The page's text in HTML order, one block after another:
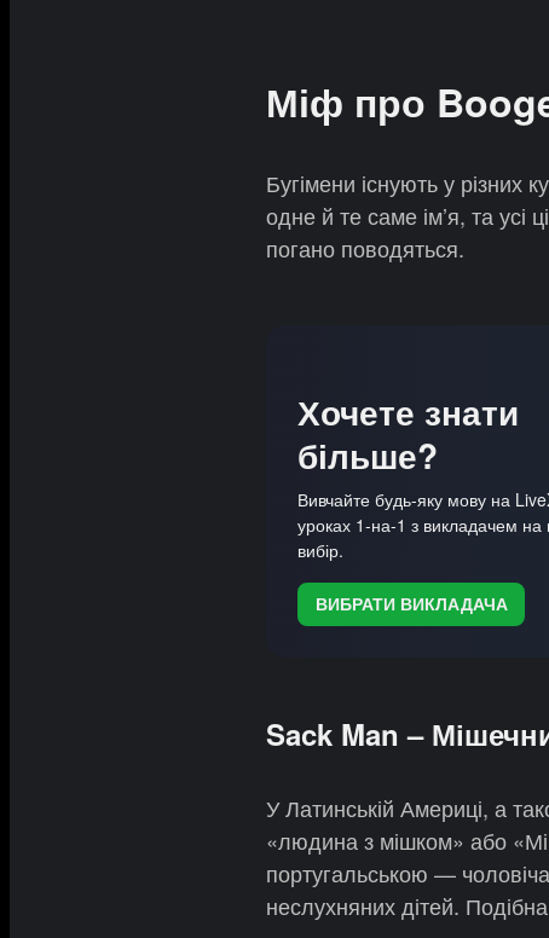
Міф про
Бугімени існують у різних
одне й те саме ім’я, та усі
погано поводяться.
Хочете знати
більше?
Вивчайте будь-яку мову на
уроках 1-на-1 з викладачем на
вибір.
ВИБРАТИ ВИКЛАДАЧА
Sack Man –
У Латинській Америці, а
«людина з мішком» або
португальською —
неслухняних дітей.